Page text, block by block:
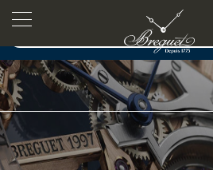
2026年7月宝玑上海市售后服务网络优
2026年7月上海市宝玑官方售后客户服务
2026年7月宝玑售后服务中心最新网点